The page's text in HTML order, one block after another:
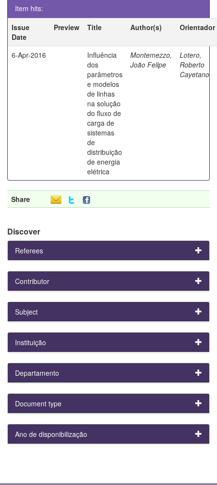
Item hits:
Issue
Date
Preview Title Author(s) Orientador
6-Apr-2016
Influência
dos
parâmetros
e modelos
de linhas
na solução
do fluxo de
carga de
sistemas
de
distribuição
de energia
elétrica
Montemezzo,
João Felipe
Lotero,
Roberto
Cayetano
Share
Discover
Referees
Contributor
Subject
Instituição
Departamento
Document type
Ano de disponibilização